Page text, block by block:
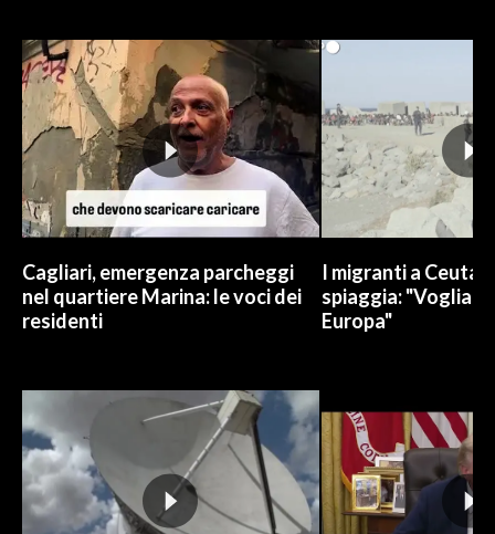
INFO AZIENDE
ABBONATI
ANNUNCI
NECROLOGI
PUBBLICITÀ
STORE
Cagliari, emergenza parcheggi
nel quartiere Marina: le voci dei
residenti
I migranti a Ceuta
spiaggia:
Europa"